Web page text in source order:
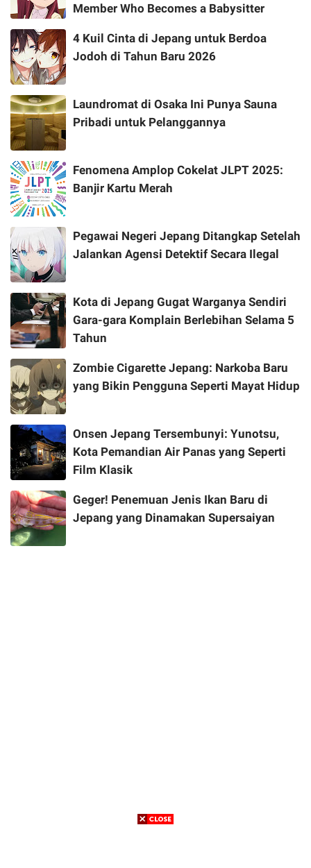
Member Who Becomes a Babysitter
4 Kuil Cinta di Jepang untuk Berdoa
Jodoh di Tahun Baru 2026
Laundromat di Osaka Ini Punya Sauna
Pribadi untuk Pelanggannya
Fenomena Amplop Cokelat JLPT 2025:
Banjir Kartu Merah
Pegawai Negeri Jepang Ditangkap Setelah
Jalankan Agensi Detektif Secara Ilegal
Kota di Jepang Gugat Warganya Sendiri
Gara-gara Komplain Berlebihan Selama 5
Tahun
Zombie Cigarette Jepang: Narkoba Baru
yang Bikin Pengguna Seperti Mayat Hidup
Onsen Jepang Tersembunyi: Yunotsu,
Kota Pemandian Air Panas yang Seperti
Film Klasik
Geger! Penemuan Jenis Ikan Baru di
Jepang yang Dinamakan Supersaiyan